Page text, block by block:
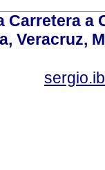
Carretera a
Veracruz,